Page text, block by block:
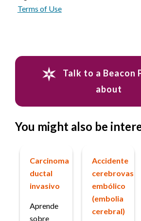
Terms of Use
Talk to a Beacon
about
You might also be
Carcinoma
ductal
invasivo
Aprende
sobre
Accidente
embólico
(embolia
cerebral)